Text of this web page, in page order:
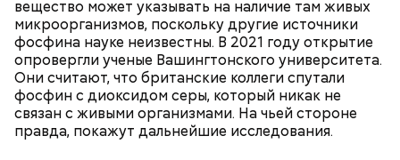
вещество может указывать на наличие там живых
микроорганизмов, поскольку другие источники
фосфина науке неизвестны. В 2021 году открытие
опровергли ученые Вашингтонского университета.
Они считают, что британские коллеги спутали
фосфин с диоксидом серы, который никак не
связан с живыми организмами. На чьей стороне
правда, покажут дальнейшие исследования.
В повседневной жизни Макеев редко вспоминает
участие в ликвидации чернобыльской катастрофы.